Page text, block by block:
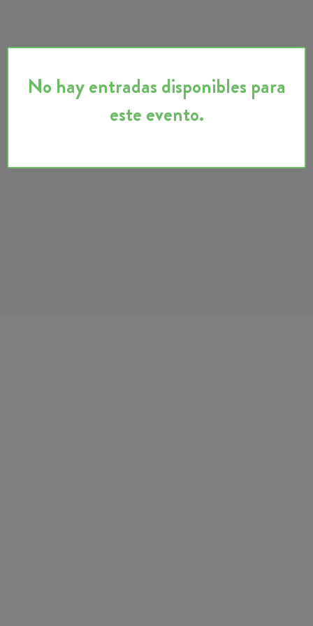
No hay entradas disponibles para
este evento.